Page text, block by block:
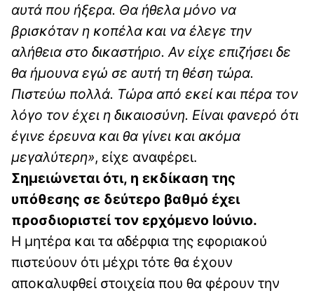
αυτά που ήξερα. Θα ήθελα μόνο να
βρισκόταν η κοπέλα και να έλεγε την
αλήθεια στο δικαστήριο. Αν είχε επιζήσει δε
θα ήμουνα εγώ σε αυτή τη θέση τώρα.
Πιστεύω πολλά. Τώρα από εκεί και πέρα τον
λόγο τον έχει η δικαιοσύνη. Είναι φανερό ότι
έγινε έρευνα και θα γίνει και ακόμα
μεγαλύτερη», είχε αναφέρει.
Σημειώνεται ότι, η εκδίκαση της
υπόθεσης σε δεύτερο βαθμό έχει
προσδιοριστεί τον ερχόμενο Ιούνιο.
Η μητέρα και τα αδέρφια της εφοριακού
πιστεύουν ότι μέχρι τότε θα έχουν
αποκαλυφθεί στοιχεία που θα φέρουν την